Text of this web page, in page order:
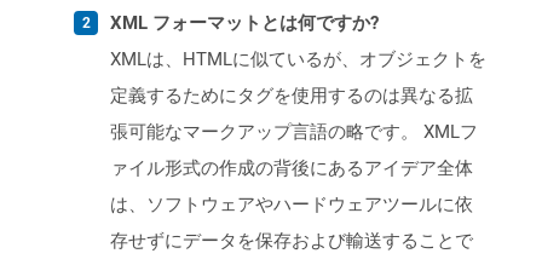
XML フォーマットとは何ですか?
XMLは、HTMLに似ているが、オブジェクトを
定義するためにタグを使用するのは異なる拡
張可能なマークアップ言語の略です。 XMLフ
ァイル形式の作成の背後にあるアイデア全体
は、ソフトウェアやハードウェアツールに依
存せずにデータを保存および輸送することで